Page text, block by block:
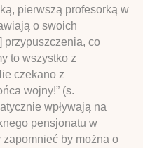
pierwszą profesorką w
o swoich
przypuszczenia, co
to wszystko z
czekano z
wojny!” (s.
wpływają na
pensjonatu w
zapomnieć by można o